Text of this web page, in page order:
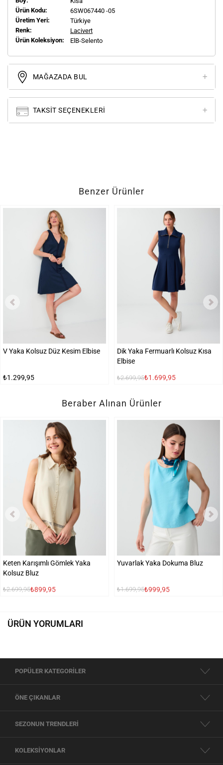
Ürün Kodu:
6SW067440 -05
Üretim Yeri:
Türkiye
Renk:
Lacivert
Ürün Koleksiyon:
ElB-Selento
MAĞAZADA BUL
TAKSIT SEÇENEKLERI
Benzer Ürünler
V Yaka Kolsuz Düz Kesim Elbise
₺1.299,95
Dik Yaka Fermuarlı Kolsuz Kısa
Elbise
₺2.699,95₺1.699,95
Beraber Alınan Ürünler
Keten Karışımlı Gömlek Yaka
Kolsuz Bluz
₺2.699,95₺899,95
Yuvarlak Yaka Dokuma Bluz
₺1.699,95₺999,95
ÜRÜN YORUMLARI
POPÜLER KATEGORİLER
ÖNE ÇIKANLAR
SEZONUN TRENDLERİ
KOLEKSİYONLAR